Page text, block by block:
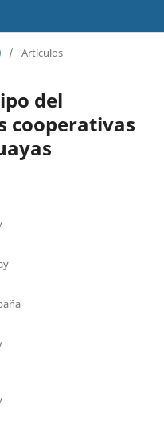
/ Artículos
del
cooperativas